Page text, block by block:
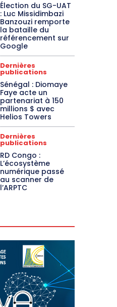
Élection du SG-UAT
: Luc Missidimbazi
Banzouzi remporte
la bataille du
référencement sur
Google
Dernières
publications
Sénégal : Diomaye
Faye acte un
partenariat à 150
millions $ avec
Helios Towers
Dernières
publications
RD Congo :
L’écosystème
numérique passé
au scanner de
l’ARPTC